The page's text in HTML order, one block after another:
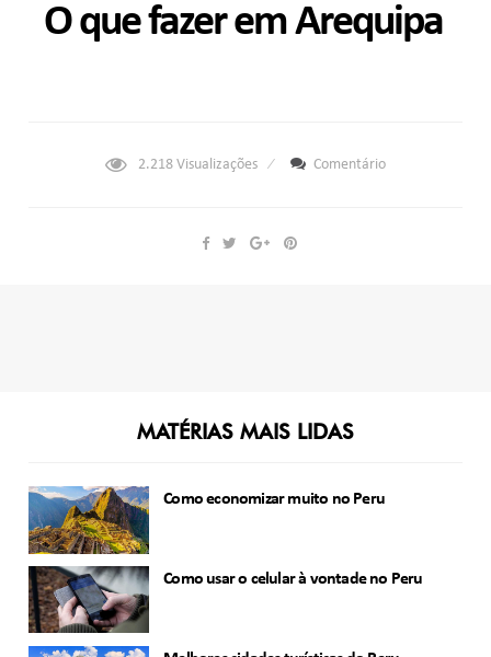
O que fazer em Arequipa
2.218 Visualizações Comentário
MATÉRIAS MAIS LIDAS
Como economizar muito no Peru
Como usar o celular à vontade no Peru